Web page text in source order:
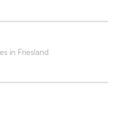
in Friesland